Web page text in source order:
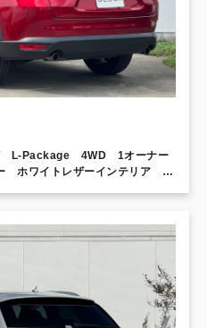
L-Package 4WD 1オーナー
ホワイトレザーインテリア